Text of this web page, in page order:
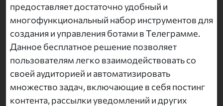
предоставляет достаточно удобный и
многофункциональный набор инструментов для
создания и управления ботами в Телеграмме.
Данное бесплатное решение позволяет
пользователям легко взаимодействовать со
своей аудиторией и автоматизировать
множество задач, включающие в себя постинг
контента, рассылки уведомлений и других